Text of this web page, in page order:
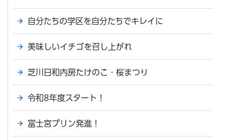
自分たちの学区を自分たちでキレイに
美味しいイチゴを召し上がれ
芝川日和内房たけのこ・桜まつり
令和8年度スタート！
富士宮プリン発進！